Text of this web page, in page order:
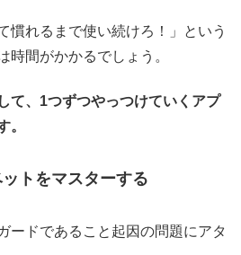
慣れるまで使い続けろ！」という
時間がかかるでしょう。
て、1つずつやっつけていくアプ
。
トをマスターする
ードであること起因の問題にアタ